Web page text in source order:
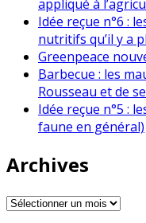
appliqué à
Idée reçue n°6 :
nutritifs qu’il y a
Greenpeace
Barbecue : les
Rousseau et de
Idée reçue n°5 :
faune en général)
Archives
Archives